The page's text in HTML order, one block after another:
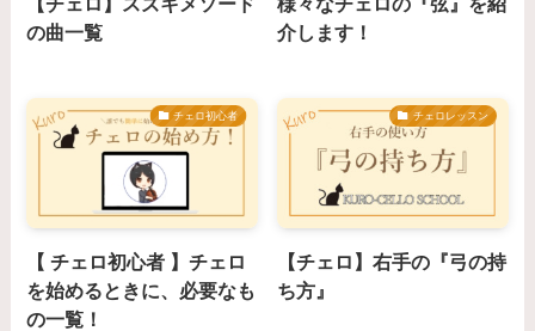
の曲一覧
介します！
チェロ初心者
【 チェロ初心者 】チェロ
を始めるときに、必要なも
の一覧！
チェロレッスン
【チェロ】右手の『弓の持
ち方』